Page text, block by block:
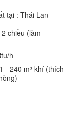
tại : Thái Lan
chiều (làm
h
- 240 m³ khí (thích